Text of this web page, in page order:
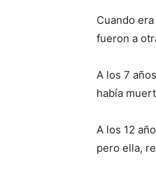
Cuando
fueron a
A los 7
había
A los 12
pero ella,